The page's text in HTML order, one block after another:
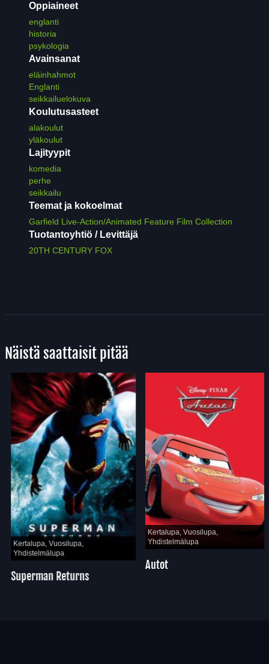
Oppiaineet
englanti
historia
psykologia
Avainsanat
eläinhahmot
Englanti
seikkailuelokuva
Koulutusasteet
alakoulut
yläkoulut
Lajityypit
komedia
perhe
seikkailu
Teemat ja kokoelmat
Garfield Live-Action/Animated Feature Film Collection
Tuotantoyhtiö / Levittäjä
20TH CENTURY FOX
Näistä saattaisit pitää
Kertalupa, Vuosilupa,
Yhdistelmälupa
Superman Returns
Kertalupa, Vuosilupa,
Yhdistelmälupa
Autot